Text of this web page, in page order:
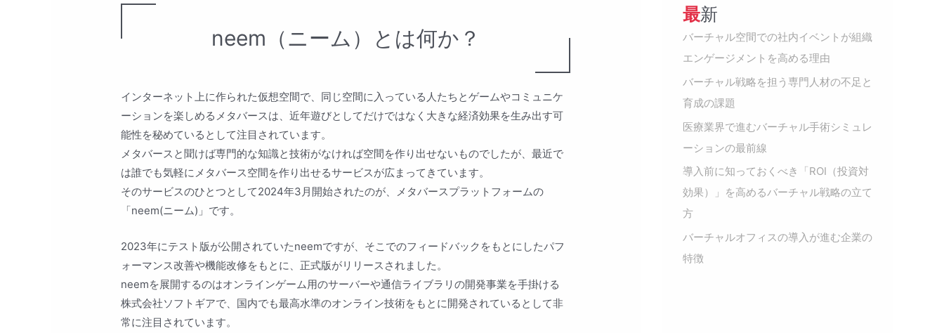
neem（ニーム）とは何か？
インターネット上に作られた仮想空間で、同じ空間に入っている人たちとゲームやコミュニケ
ーションを楽しめるメタバースは、近年遊びとしてだけではなく大きな経済効果を生み出す可
能性を秘めているとして注目されています。
メタバースと聞けば専門的な知識と技術がなければ空間を作り出せないものでしたが、最近で
は誰でも気軽にメタバース空間を作り出せるサービスが広まってきています。
そのサービスのひとつとして2024年3月開始されたのが、メタバースプラットフォームの
「neem(ニーム)」です。
2023年にテスト版が公開されていたneemですが、そこでのフィードバックをもとにしたパフ
ォーマンス改善や機能改修をもとに、正式版がリリースされました。
neemを展開するのはオンラインゲーム用のサーバーや通信ライブラリの開発事業を手掛ける
株式会社ソフトギアで、国内でも最高水準のオンライン技術をもとに開発されているとして非
常に注目されています。
最新
バーチャル空間での社内イベントが組織
エンゲージメントを高める理由
バーチャル戦略を担う専門人材の不足と
育成の課題
医療業界で進むバーチャル手術シミュレ
ーションの最前線
導入前に知っておくべき「ROI（投資対
効果）」を高めるバーチャル戦略の立て
方
バーチャルオフィスの導入が進む企業の
特徴